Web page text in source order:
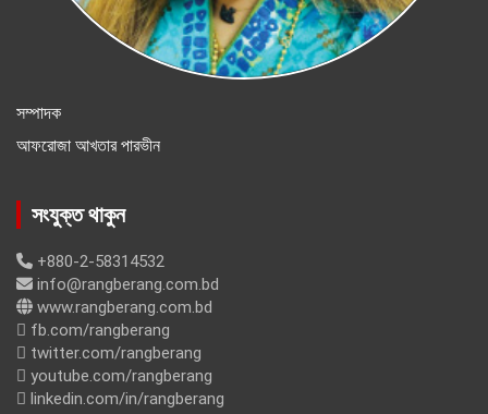
সম্পাদক
আফরোজা আখতার পারভীন
সংযুক্ত থাকুন
+880-2-58314532
info@rangberang.com.bd
www.rangberang.com.bd
fb.com/rangberang
twitter.com/rangberang
youtube.com/rangberang
linkedin.com/in/rangberang